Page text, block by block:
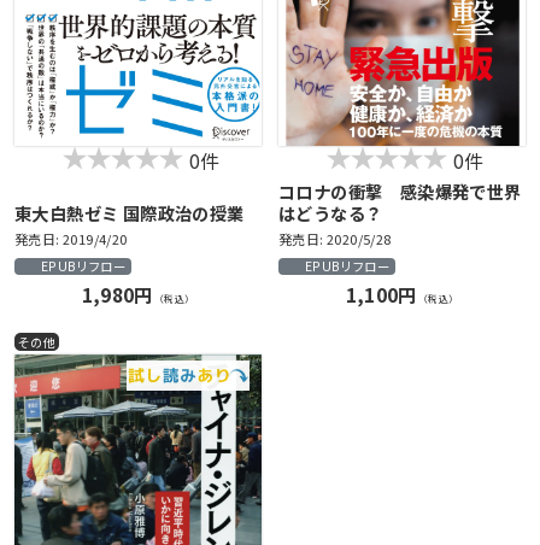
0件
東大白熱ゼミ 国際政治の授業
発売日: 2019/4/20
EPUBリフロー
1,980円 （税込）
0件
コロナの衝撃 感染爆発で世界
はどうなる？
発売日: 2020/5/28
EPUBリフロー
1,100円 （税込）
その他